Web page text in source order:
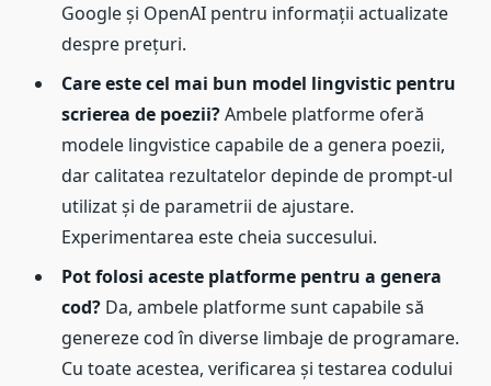
Google și OpenAI pentru informații actualizate
despre prețuri.
Care este cel mai bun model lingvistic pentru
scrierea de poezii?Ambele platforme oferă
modele lingvistice capabile de a genera poezii,
dar calitatea rezultatelor depinde de prompt-ul
utilizat și de parametrii de ajustare.
Experimentarea este cheia succesului.
Pot folosi aceste platforme pentru a genera
cod? Da, ambele platforme sunt capabile să
genereze cod în diverse limbaje de programare.
Cu toate acestea, verificarea și testarea codului